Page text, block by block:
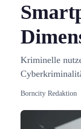
Kriminelle
Borncity Redaktion